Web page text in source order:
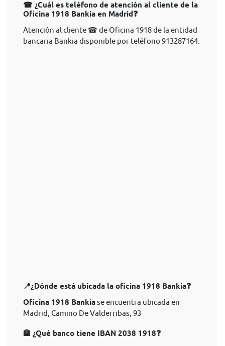
☎ ¿Cuál es teléfono de atención al cliente de la
Oficina 1918 Bankia en Madrid❓
Atención al cliente ☎ de Oficina 1918 de la entidad
bancaria Bankia disponible por teléfono 913287164.
📍¿Dónde está ubicada la oficina 1918 Bankia❓
Oficina 1918 Bankiase encuentra ubicada en
Madrid, Camino De Valderribas, 93
🏦 ¿Qué banco tiene IBAN 2038 1918❓